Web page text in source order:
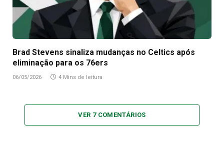
Brad Stevens sinaliza mudanças no Celtics após
eliminação para os 76ers
06/05/2026 4 Mins de leitura
VER 7 COMENTÁRIOS